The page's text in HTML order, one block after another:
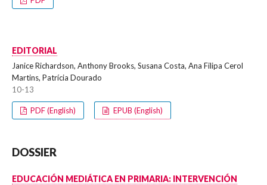
EDITORIAL
Janice Richardson, Anthony Brooks, Susana Costa, Ana Filipa Cerol
Martins, Patrícia Dourado
10-13
PDF (English) EPUB (English)
DOSSIER
EDUCACIÓN MEDIÁTICA EN PRIMARIA: INTERVENCIÓN